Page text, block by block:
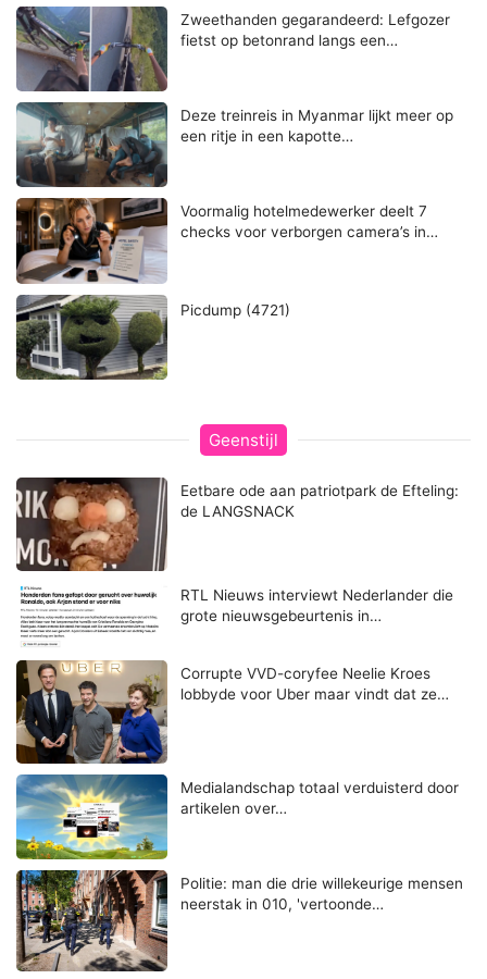
Zweethanden gegarandeerd: Lefgozer
fietst op betonrand langs een…
Deze treinreis in Myanmar lijkt meer op
een ritje in een kapotte…
Voormalig hotelmedewerker deelt 7
checks voor verborgen camera’s in…
Picdump (4721)
Geenstijl
Eetbare ode aan patriotpark de Efteling:
de LANGSNACK
RTL Nieuws interviewt Nederlander die
grote nieuwsgebeurtenis in…
Corrupte VVD-coryfee Neelie Kroes
lobbyde voor Uber maar vindt dat ze…
Medialandschap totaal verduisterd door
artikelen over…
Politie: man die drie willekeurige mensen
neerstak in 010, 'vertoonde…